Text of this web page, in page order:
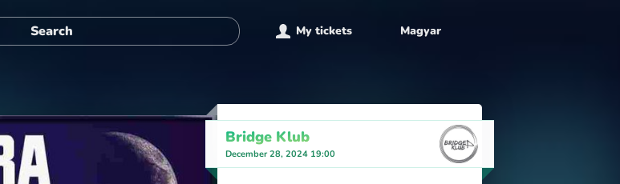
My tickets Magyar
Bridge Klub
December 28, 2024 19:00